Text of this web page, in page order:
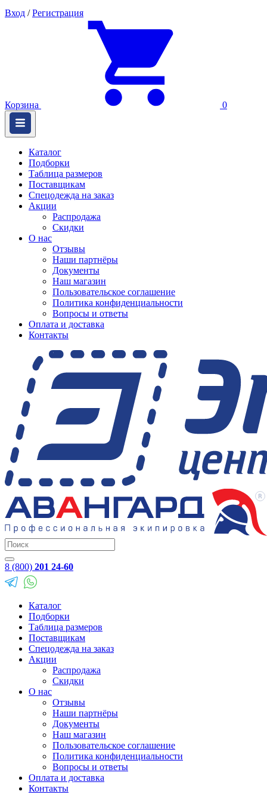
Вход / Регистрация
Корзина 0
Каталог
Подборки
Таблица размеров
Поставщикам
Спецодежда на заказ
Акции
Распродажа
Скидки
О нас
Отзывы
Наши партнёры
Документы
Наш магазин
Пользовательское соглашение
Политика конфиденциальности
Вопросы и ответы
Оплата и доставка
Контакты
8 (800) 201 24-60
Каталог
Подборки
Таблица размеров
Поставщикам
Спецодежда на заказ
Акции
Распродажа
Скидки
О нас
Отзывы
Наши партнёры
Документы
Наш магазин
Пользовательское соглашение
Политика конфиденциальности
Вопросы и ответы
Оплата и доставка
Контакты